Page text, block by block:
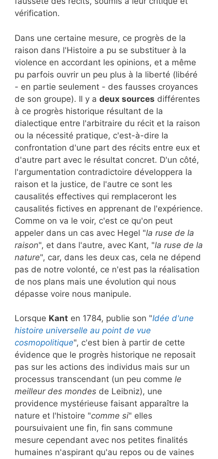
vérification.
Dans une certaine mesure, ce progrès de la
raison dans l'Histoire a pu se substituer à la
violence en accordant les opinions, et a même
pu parfois ouvrir un peu plus à la liberté (libéré
- en partie seulement - des fausses croyances
de son groupe). Il y a deux sources différentes
à ce progrès historique résultant de la
dialectique entre l'arbitraire du récit et la raison
ou la nécessité pratique, c'est-à-dire la
confrontation d'une part des récits entre eux et
d'autre part avec le résultat concret. D'un côté,
l'argumentation contradictoire développera la
raison et la justice, de l'autre ce sont les
causalités effectives qui remplaceront les
causalités fictives en apprenant de l'expérience.
Comme on va le voir, c'est ce qu'on peut
appeler dans un cas avec Hegel "la ruse de la
raison", et dans l'autre, avec Kant, "la ruse de la
nature", car, dans les deux cas, cela ne dépend
pas de notre volonté, ce n'est pas la réalisation
de nos plans mais une évolution qui nous
dépasse voire nous manipule.
Lorsque Kant en 1784, publie son "Idée d'une
histoire universelle au point de vue
cosmopolitique", c'est bien à partir de cette
évidence que le progrès historique ne reposait
pas sur les actions des individus mais sur un
processus transcendant (un peu comme le
meilleur des mondes de Leibniz), une
providence mystérieuse faisant apparaître la
nature et l'histoire "comme si" elles
poursuivaient une fin, fin sans commune
mesure cependant avec nos petites finalités
humaines n'aspirant qu'au repos ou de vaines